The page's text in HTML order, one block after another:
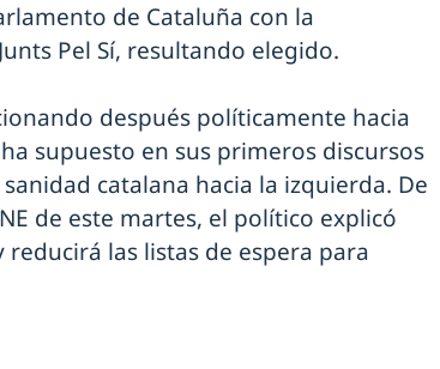
de Cataluña con la
Pel Sí, resultando elegido.
después políticamente hacia
supuesto en sus primeros discursos
catalana hacia la izquierda. De
de este martes, el político explicó
las listas de espera para